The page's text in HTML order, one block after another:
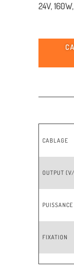
24V,
CABLAGE
OUTPUT
FIXATION